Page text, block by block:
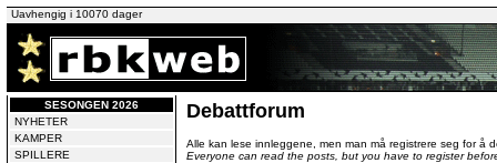
Uavhengig i 10070 dager
SESONGEN 2026
NYHETER
KAMPER
SPILLERE
Debattforum
Alle kan lese innleggene, men man må registrere seg for å
Everyone can read the posts, but you have to register